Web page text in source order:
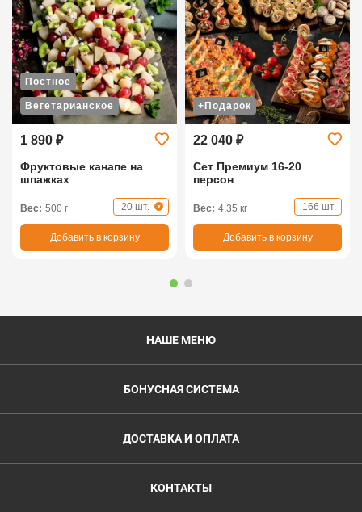
Вегетарианское
Постное
1 890 ₽
Фруктовые канапе на
шпажках
Вес: 500 г 20 шт.
Добавить в корзину
+Подарок
22 040 ₽
Сет Премиум 16-20
персон
Вес: 4,35 кг 166 шт.
Добавить в корзину
НАШЕ МЕНЮ
БОНУСНАЯ СИСТЕМА
ДОСТАВКА И ОПЛАТА
КОНТАКТЫ